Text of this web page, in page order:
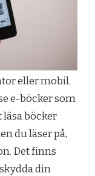
eller mobil.
e-böcker som
läsa böcker
du läser på,
Det finns
din